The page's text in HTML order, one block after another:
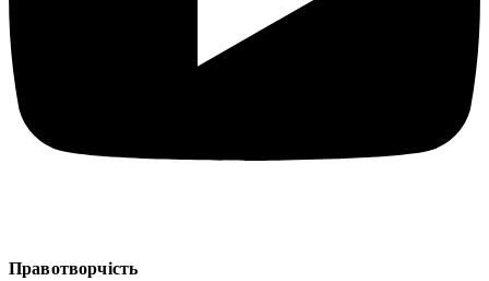
Правотворчість